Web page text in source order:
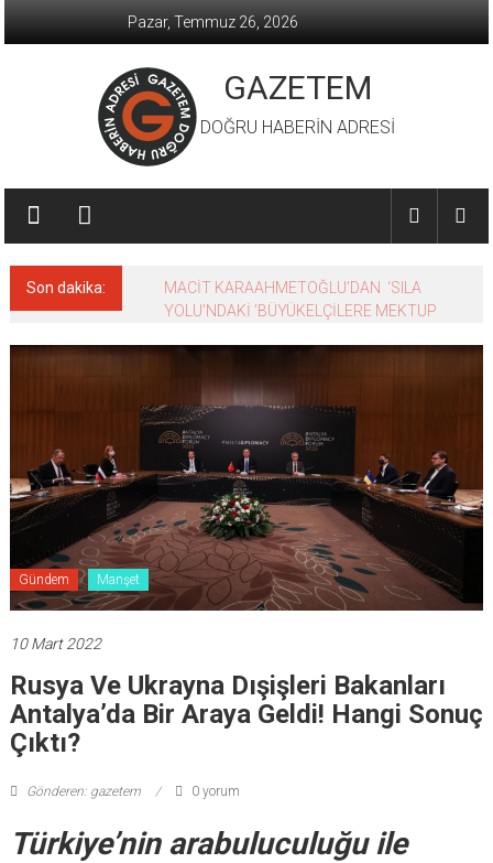
Pazar, Temmuz 26, 2026
GAZETEM
DOĞRU HABERİN ADRESİ
Son dakika:
MACİT KARAAHMETOĞLU’DAN ‘SILA
YOLU’NDAKİ ’BÜYÜKELÇİLERE MEKTUP
Gündem Manşet
10 Mart 2022
Rusya Ve Ukrayna Dışişleri Bakanları
Antalya’da Bir Araya Geldi! Hangi Sonuç
Çıktı?
Gönderen: gazetem 0 yorum
Türkiye’nin arabuluculuğu ile